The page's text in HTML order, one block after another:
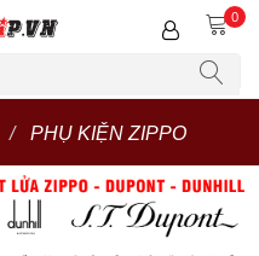
0
PHỤ KIỆN ZIPPO